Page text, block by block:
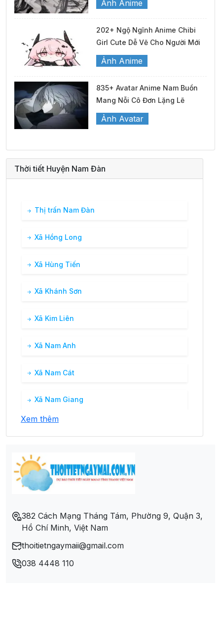
Ảnh Anime
202+ Ngộ Ngĩnh Anime Chibi
Girl Cute Dễ Vẽ Cho Người Mới
Ảnh Anime
835+ Avatar Anime Nam Buồn
Mang Nỗi Cô Đơn Lặng Lẽ
Ảnh Avatar
Thời tiết Huyện Nam Đàn
Thị trấn Nam Đàn
Xã Hồng Long
Xã Hùng Tiến
Xã Khánh Sơn
Xã Kim Liên
Xã Nam Anh
Xã Nam Cát
Xã Nam Giang
Xã Nam Lĩnh
Xã Nam Thái
Xã Nam Thanh
Xem thêm
382 Cách Mạng Tháng Tám, Phường 9, Quận 3,
Hồ Chí Minh, Việt Nam
thoitietngaymaii@gmail.com
038 4448 110